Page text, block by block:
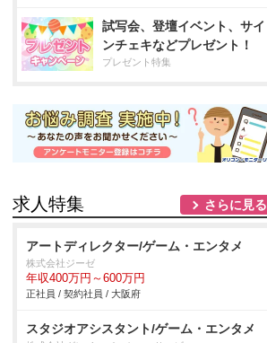
試写会、登壇イベント、サイ
ンチェキなどプレゼント！
プレゼント特集
求人特集 さらに見る
アートディレクター/ゲーム・エンタメ
株式会社ジーゼ
年収400万円～600万円
正社員 / 契約社員 / 大阪府
スタジオアシスタント/ゲーム・エンタメ